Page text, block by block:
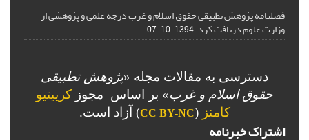
فصلنامه پژوهش تطبیقی حقوق اسلام و غرب درجه علمی و پژوهشی از
وزارت علوم دریافت کرد.1394-10-07
دسترسی به مقالات مجله «پژوهش تطبیقی
حقوق اسلام و غرب» بر اساس مجوز کرییتیو
کامنز (
CC BY-NC) آزاد است.
اشتراک خبرنامه